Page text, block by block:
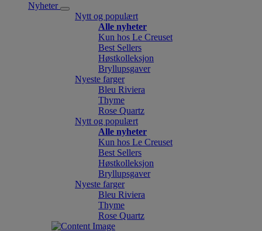
Nyheter
Nytt og populært
Alle nyheter
Kun hos Le Creuset
Best Sellers
Høstkolleksjon
Bryllupsgaver
Nyeste farger
Bleu Riviera
Thyme
Rose Quartz
Nytt og populært
Alle nyheter
Kun hos Le Creuset
Best Sellers
Høstkolleksjon
Bryllupsgaver
Nyeste farger
Bleu Riviera
Thyme
Rose Quartz